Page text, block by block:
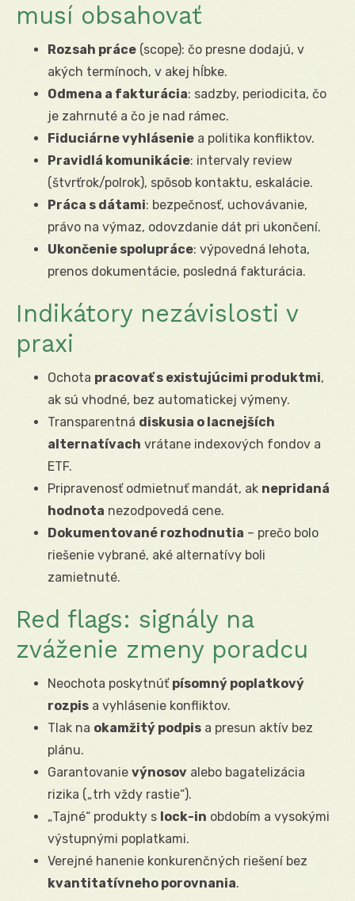
musí obsahovať
Rozsah práce (scope): čo presne dodajú, v
akých termínoch, v akej hĺbke.
Odmena a fakturácia: sadzby, periodicita, čo
je zahrnuté a čo je nad rámec.
Fiduciárne vyhlásenie a politika konfliktov.
Pravidlá komunikácie: intervaly review
(štvrťrok/polrok), spôsob kontaktu, eskalácie.
Práca s dátami: bezpečnosť, uchovávanie,
právo na výmaz, odovzdanie dát pri ukončení.
Ukončenie spolupráce: výpovedná lehota,
prenos dokumentácie, posledná fakturácia.
Indikátory nezávislosti v
praxi
Ochota pracovať s existujúcimi produktmi,
ak sú vhodné, bez automatickej výmeny.
Transparentná diskusia o lacnejších
alternatívach vrátane indexových fondov a
ETF.
Pripravenosť odmietnuť mandát, ak nepridaná
hodnota nezodpovedá cene.
Dokumentované rozhodnutia – prečo bolo
riešenie vybrané, aké alternatívy boli
zamietnuté.
Red flags: signály na
zváženie zmeny poradcu
Neochota poskytnúť písomný poplatkový
rozpis a vyhlásenie konfliktov.
Tlak na okamžitý podpis a presun aktív bez
plánu.
Garantovanie výnosov alebo bagatelizácia
rizika („trh vždy rastie“).
„Tajné“ produkty s lock-in obdobím a vysokými
výstupnými poplatkami.
Verejné hanenie konkurenčných riešení bez
kvantitatívneho porovnania.